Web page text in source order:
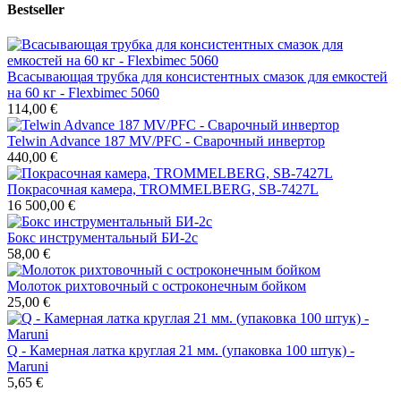
Bestseller
Всасывающая трубка для консистентных смазок для емкостей
на 60 кг - Flexbimec 5060
114,00 €
Telwin Advance 187 MV/PFC - Сварочный инвертор
440,00 €
Покрасочная камера, TROMMELBERG, SB-7427L
16 500,00 €
Бокс инструментальный БИ-2с
58,00 €
Молоток рихтовочный с остроконечным бойком
25,00 €
Q - Камерная латка круглая 21 мм. (упаковка 100 штук) -
Maruni
5,65 €